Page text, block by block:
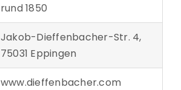
rund 1850
Jakob-Dieffenbacher-Str. 4,
75031 Eppingen
www.dieffenbacher.com